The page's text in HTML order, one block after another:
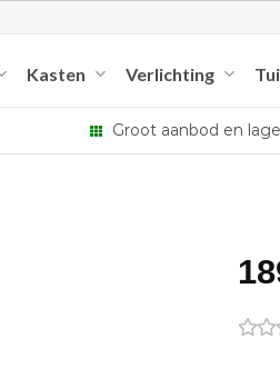
Kasten Verlichting
Groot aanbod en